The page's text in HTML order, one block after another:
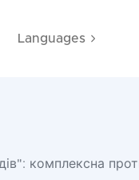
Languages
комплексна